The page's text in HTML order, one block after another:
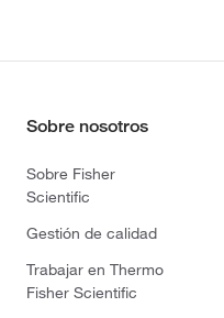
Sobre nosotros
Sobre Fisher
Scientific
Gestión de calidad
Trabajar en Thermo
Fisher Scientific